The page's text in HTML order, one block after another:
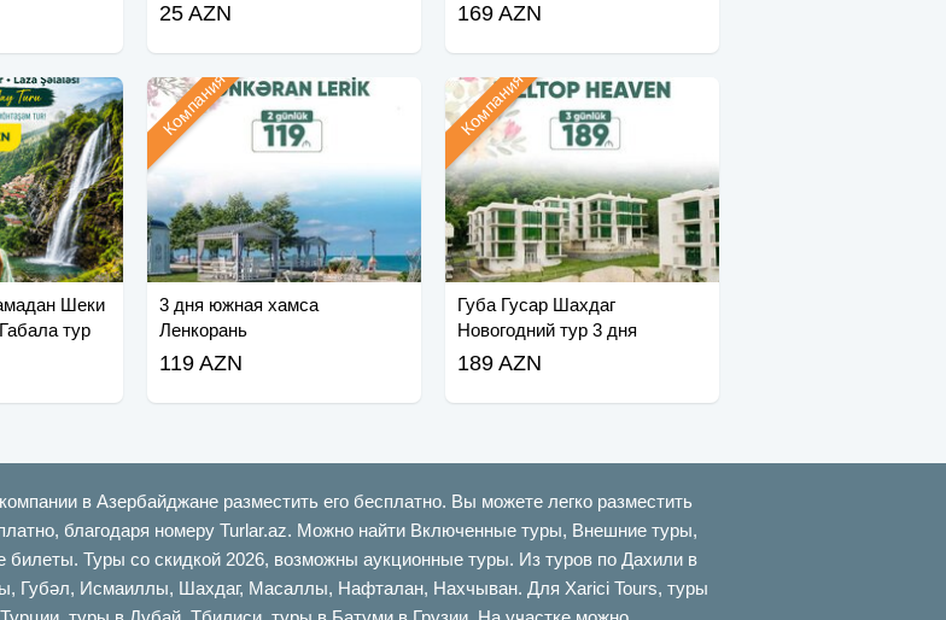
25 AZN 169 AZN
Шеки
тур
3 дня южная хамса
Ленкорань
Компания
119 AZN
Губа Гусар Шахдаг
Новогодний тур 3 дня
Компания
189 AZN
в Азербайджане разместить его бесплатно. Вы можете легко разместить
благодаря номеру Turlar.az. Можно найти Включенные туры, Внешние туры,
Туры со скидкой 2026, возможны аукционные туры. Из туров по Дахили в
Губəл, Исмаиллы, Шахдаг, Масаллы, Нафталан, Нахчыван. Для Xarici Tours, туры